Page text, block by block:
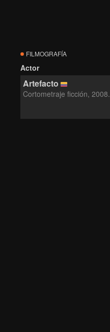
FILMOGRAFÍA
Actor
Artefacto
Cortometraje ficción, 2008.